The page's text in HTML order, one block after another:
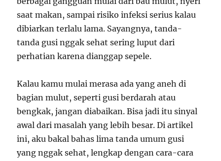
saat makan, sampai risiko infeksi serius kalau
dibiarkan terlalu lama. Sayangnya, tanda-
tanda gusi nggak sehat sering luput dari
perhatian karena dianggap sepele.
Kalau kamu mulai merasa ada yang aneh di
bagian mulut, seperti gusi berdarah atau
bengkak, jangan diabaikan. Bisa jadi itu sinyal
awal dari masalah yang lebih besar. Di artikel
ini, aku bakal bahas lima tanda umum gusi
yang nggak sehat, lengkap dengan cara-cara